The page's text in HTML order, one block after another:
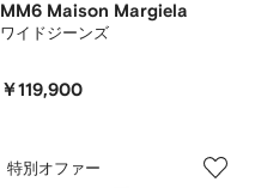
MM6 Maison Margiela
ワイドジーンズ
￥119,900
特別オファー